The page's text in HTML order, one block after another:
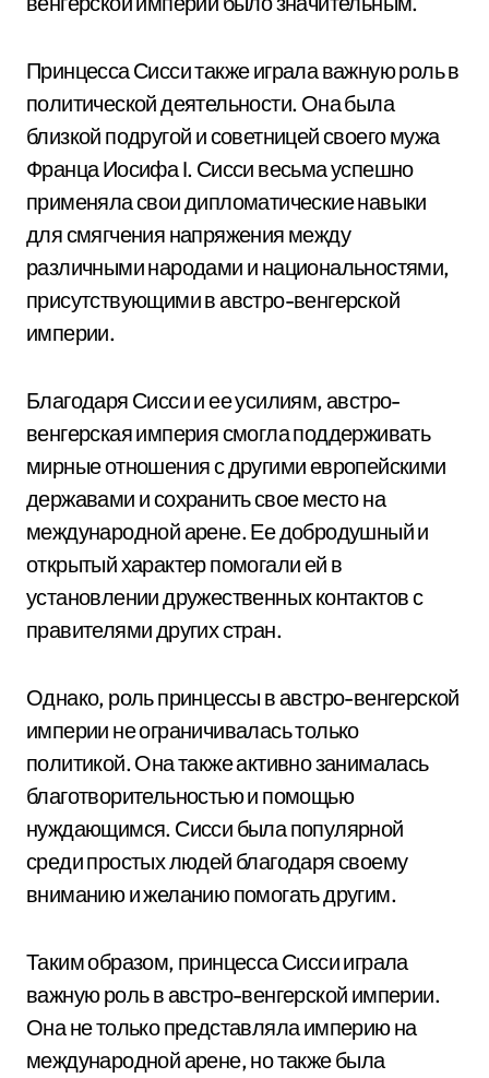
Принцесса Сисси также играла важную роль в
политической деятельности. Она была
близкой подругой и советницей своего мужа
Франца Иосифа I. Сисси весьма успешно
применяла свои дипломатические навыки
для смягчения напряжения между
различными народами и национальностями,
присутствующими в австро-венгерской
империи.
Благодаря Сисси и ее усилиям, австро-
венгерская империя смогла поддерживать
мирные отношения с другими европейскими
державами и сохранить свое место на
международной арене. Ее добродушный и
открытый характер помогали ей в
установлении дружественных контактов с
правителями других стран.
Однако, роль принцессы в австро-венгерской
империи не ограничивалась только
политикой. Она также активно занималась
благотворительностью и помощью
нуждающимся. Сисси была популярной
среди простых людей благодаря своему
вниманию и желанию помогать другим.
Таким образом, принцесса Сисси играла
важную роль в австро-венгерской империи.
Она не только представляла империю на
международной арене, но также была